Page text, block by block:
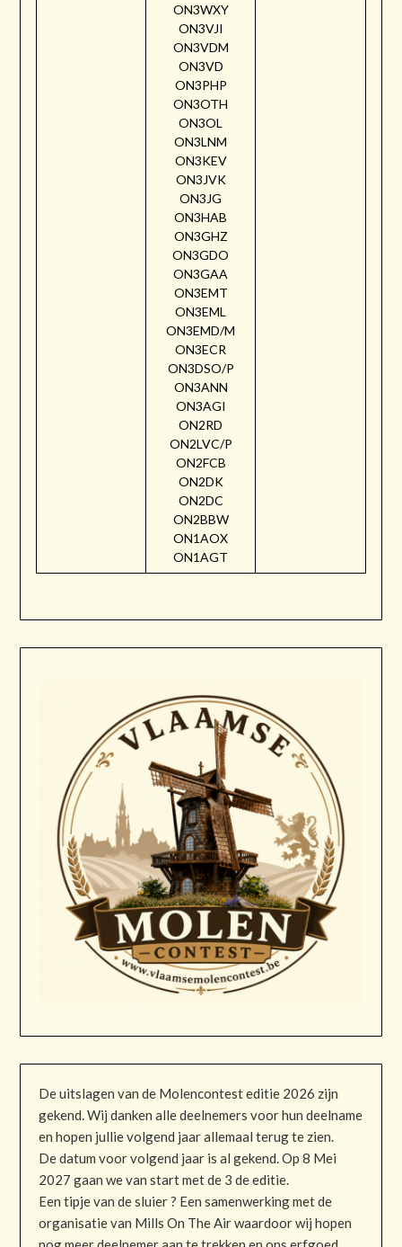
ON3WXY
ON3VJI
ON3VDM
ON3VD
ON3PHP
ON3OTH
ON3OL
ON3LNM
ON3KEV
ON3JVK
ON3JG
ON3HAB
ON3GHZ
ON3GDO
ON3GAA
ON3EMT
ON3EML
ON3EMD/M
ON3ECR
ON3DSO/P
ON3ANN
ON3AGI
ON2RD
ON2LVC/P
ON2FCB
ON2DK
ON2DC
ON2BBW
ON1AOX
ON1AGT
De uitslagen van de Molencontest editie 2026 zijn
gekend. Wij danken alle deelnemers voor hun deelname
en hopen jullie volgend jaar allemaal terug te zien.
De datum voor volgend jaar is al gekend. Op 8 Mei
2027 gaan we van start met de 3 de editie.
Een tipje van de sluier ? Een samenwerking met de
organisatie van Mills On The Air waardoor wij hopen